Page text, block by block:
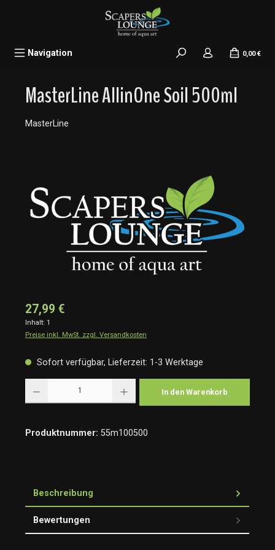
Navigation 0,00 €
MasterLine AllinOne Soil 500ml
MasterLine
27,99 €
Inhalt: 1
Preise inkl. MwSt. zzgl. Versandkosten
Sofort verfügbar, Lieferzeit: 1-3 Werktage
In den Warenkorb
Produktnummer: 55m100500
Beschreibung
Bewertungen